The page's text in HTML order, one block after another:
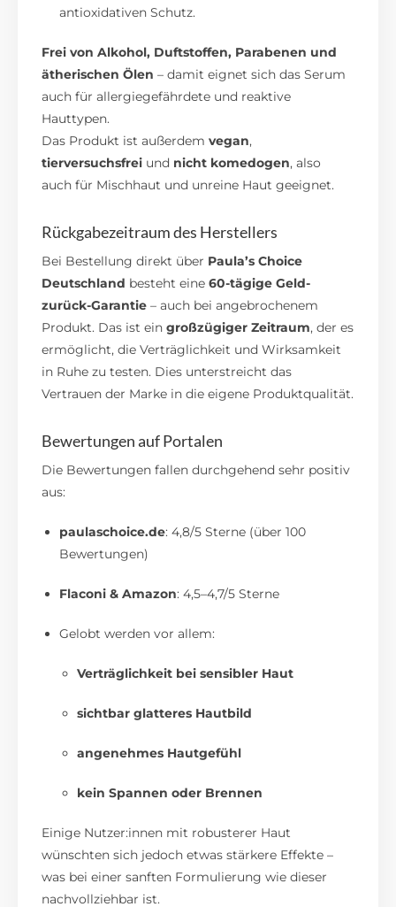
antioxidativen Schutz.
Frei von Alkohol, Duftstoffen, Parabenen und
ätherischen Ölen – damit eignet sich das Serum
auch für allergiegefährdete und reaktive
Hauttypen.
Das Produkt ist außerdemvegan,
tierversuchsfrei und nicht komedogen, also
auch für Mischhaut und unreine Haut geeignet.
Rückgabezeitraum des Herstellers
Bei Bestellung direkt über Paula’s Choice
Deutschland besteht eine60-tägige Geld-
zurück-Garantie – auch bei angebrochenem
Produkt. Das ist eingroßzügiger Zeitraum, der es
ermöglicht, die Verträglichkeit und Wirksamkeit
in Ruhe zu testen. Dies unterstreicht das
Vertrauen der Marke in die eigene Produktqualität.
Bewertungen auf Portalen
Die Bewertungen fallen durchgehend sehr positiv
aus:
paulaschoice.de: 4,8/5 Sterne (über 100
Bewertungen)
Flaconi & Amazon: 4,5–4,7/5 Sterne
Gelobt werden vor allem:
Verträglichkeit bei sensibler Haut
sichtbar glatteres Hautbild
angenehmes Hautgefühl
kein Spannen oder Brennen
Einige Nutzer:innen mit robusterer Haut
wünschten sich jedoch etwas stärkere Effekte –
was bei einer sanften Formulierung wie dieser
nachvollziehbar ist.